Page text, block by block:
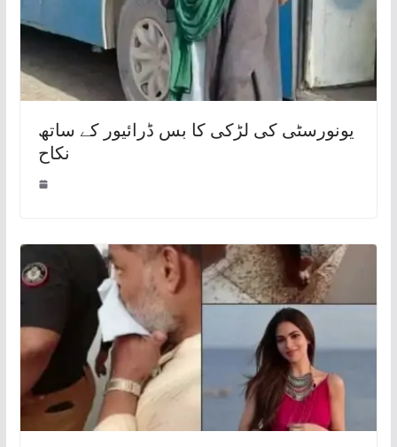
یونورسٹی کی لڑکی کا بس ڈرائیور کے ساتھ
نکاح